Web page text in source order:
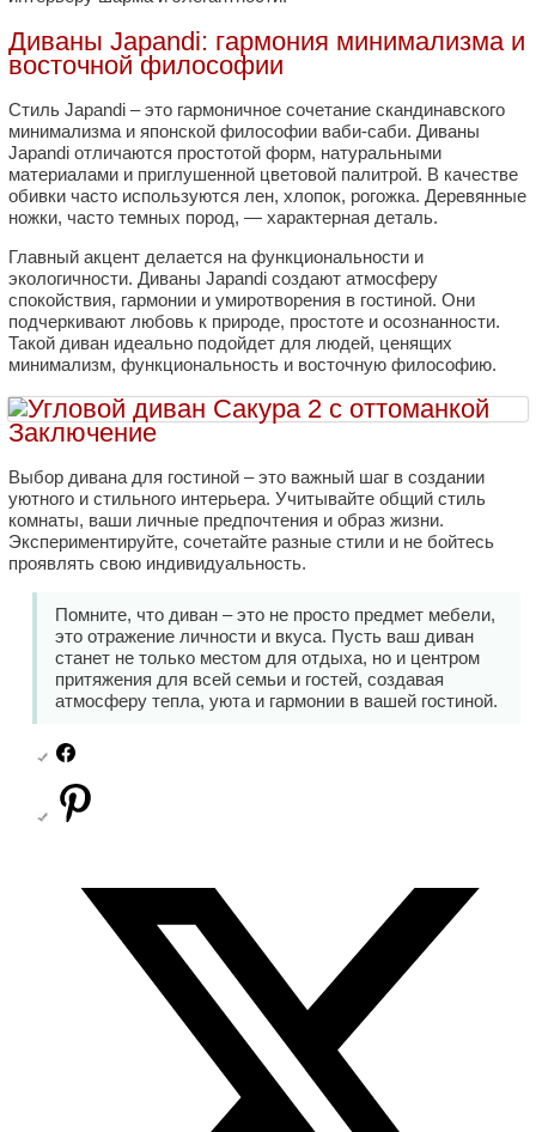
Диваны Japandi: гармония минимализма и
восточной философии
Стиль Japandi – это гармоничное сочетание скандинавского
минимализма и японской философии ваби-саби. Диваны
Japandi отличаются простотой форм, натуральными
материалами и приглушенной цветовой палитрой. В качестве
обивки часто используются лен, хлопок, рогожка. Деревянные
ножки, часто темных пород, — характерная деталь.
Главный акцент делается на функциональности и
экологичности. Диваны Japandi создают атмосферу
спокойствия, гармонии и умиротворения в гостиной. Они
подчеркивают любовь к природе, простоте и осознанности.
Такой диван идеально подойдет для людей, ценящих
минимализм, функциональность и восточную философию.
Заключение
Выбор дивана для гостиной – это важный шаг в создании
уютного и стильного интерьера. Учитывайте общий стиль
комнаты, ваши личные предпочтения и образ жизни.
Экспериментируйте, сочетайте разные стили и не бойтесь
проявлять свою индивидуальность.
Помните, что диван – это не просто предмет мебели,
это отражение личности и вкуса. Пусть ваш диван
станет не только местом для отдыха, но и центром
притяжения для всей семьи и гостей, создавая
атмосферу тепла, уюта и гармонии в вашей гостиной.